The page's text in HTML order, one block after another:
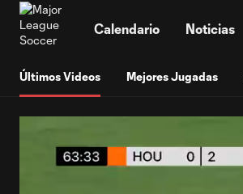
Calendario Noticias
Últimos Videos Mejores Jugadas